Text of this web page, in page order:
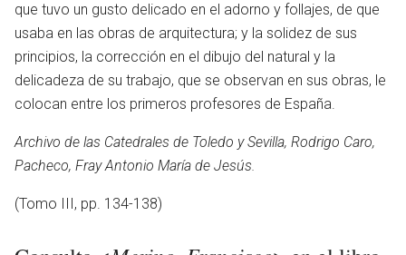
que tuvo un gusto delicado en el adorno y follajes, de que
usaba en las obras de arquitectura; y la solidez de sus
principios, la corrección en el dibujo del natural y la
delicadeza de su trabajo, que se observan en sus obras, le
colocan entre los primeros profesores de España.
Archivo de las Catedrales de Toledo y Sevilla, Rodrigo Caro,
Pacheco, Fray Antonio María de Jesús.
(Tomo III, pp. 134-138)